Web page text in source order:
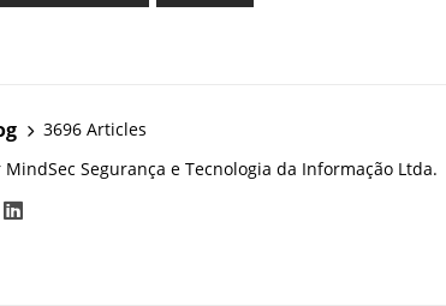
3696 Articles
Segurança e Tecnologia da Informação Ltda.